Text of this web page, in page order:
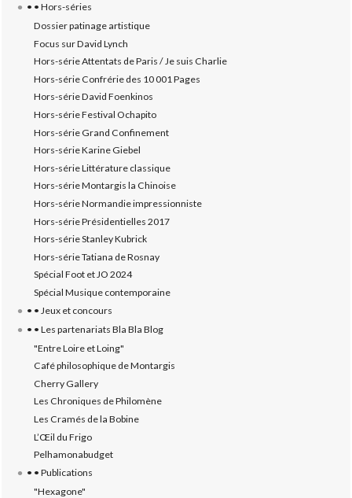
• • Hors-séries
Dossier patinage artistique
Focus sur David Lynch
Hors-série Attentats de Paris / Je suis Charlie
Hors-série Confrérie des 10 001 Pages
Hors-série David Foenkinos
Hors-série Festival Ochapito
Hors-série Grand Confinement
Hors-série Karine Giebel
Hors-série Littérature classique
Hors-série Montargis la Chinoise
Hors-série Normandie impressionniste
Hors-série Présidentielles 2017
Hors-série Stanley Kubrick
Hors-série Tatiana de Rosnay
Spécial Foot et JO 2024
Spécial Musique contemporaine
• • Jeux et concours
• • Les partenariats Bla Bla Blog
"Entre Loire et Loing"
Café philosophique de Montargis
Cherry Gallery
Les Chroniques de Philomène
Les Cramés de la Bobine
L’‎Œil du Frigo
Pelhamonabudget
• • Publications
"Hexagone"